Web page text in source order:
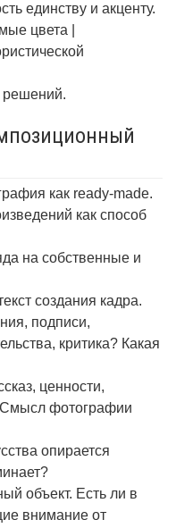
единству и акценту.
цвета |
решений.
как ready-made.
как способ
на собственные и
создания кадра.
подписи,
критика? Какая
ценности,
фотографии
опирается
объект. Есть ли в
внимание от